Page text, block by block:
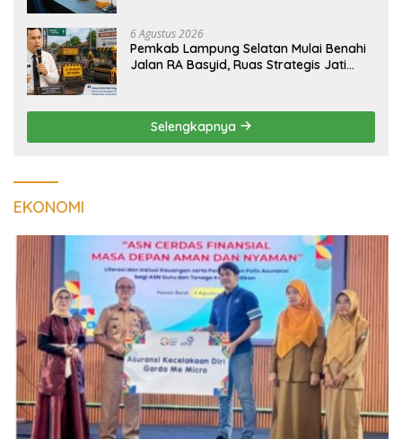
6 Agustus 2026
Pemkab Lampung Selatan Mulai Benahi
Jalan RA Basyid, Ruas Strategis Jati
Selengkapnya
EKONOMI